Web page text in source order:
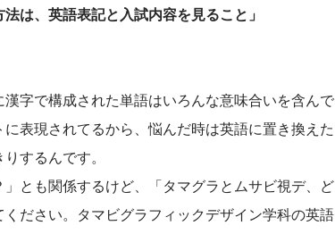
は、英語表記と入試内容を見ること」
字で構成された単語はいろんな意味合いを含んで
表現されてるから、悩んだ時は英語に置き換えた
するんです。
とも関係するけど、「タマグラとムサビ視デ、ど
ださい。タマビグラフィックデザイン学科の英語